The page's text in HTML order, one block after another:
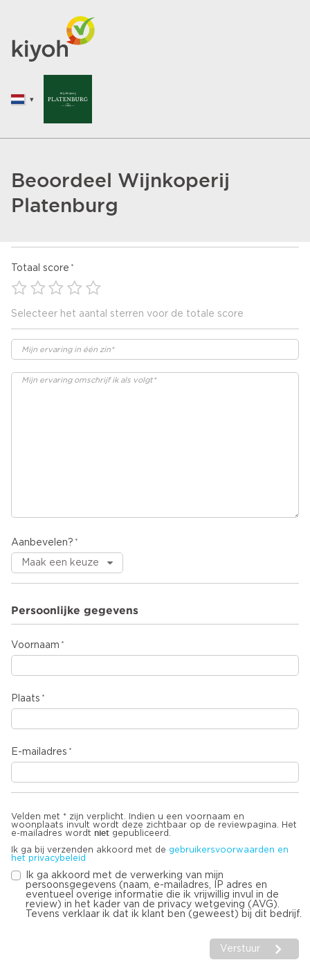
Beoordeel Wijnkoperij
Platenburg
Totaal score
Selecteer het aantal sterren voor de totale score
Aanbevelen?
Persoonlijke gegevens
Voornaam
Plaats
E-mailadres
Velden met * zijn verplicht. Indien u een voornaam en
woonplaats invult wordt deze zichtbaar op de reviewpagina. Het
e-mailadres wordt niet gepubliceerd.
Ik ga bij verzenden akkoord met de gebruikersvoorwaarden en
het privacybeleid
Ik ga akkoord met de verwerking van mijn
persoonsgegevens (naam, e-mailadres, IP adres en
eventueel overige informatie die ik vrijwillig invul in de
review) in het kader van de privacy wetgeving (AVG).
Tevens verklaar ik dat ik klant ben (geweest) bij dit bedrijf.
Verstuur